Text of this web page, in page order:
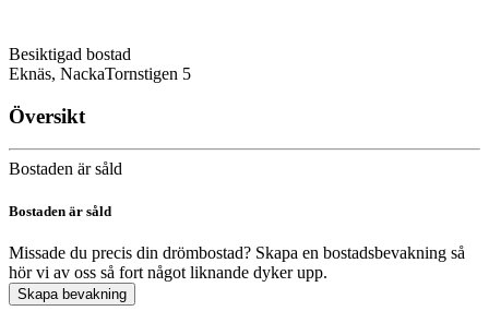
Besiktigad bostad
Eknäs, NackaTornstigen 5
Översikt
Bostaden är såld
Bostaden är såld
Missade du precis din drömbostad? Skapa en bostadsbevakning så
hör vi av oss så fort något liknande dyker upp.
Skapa bevakning